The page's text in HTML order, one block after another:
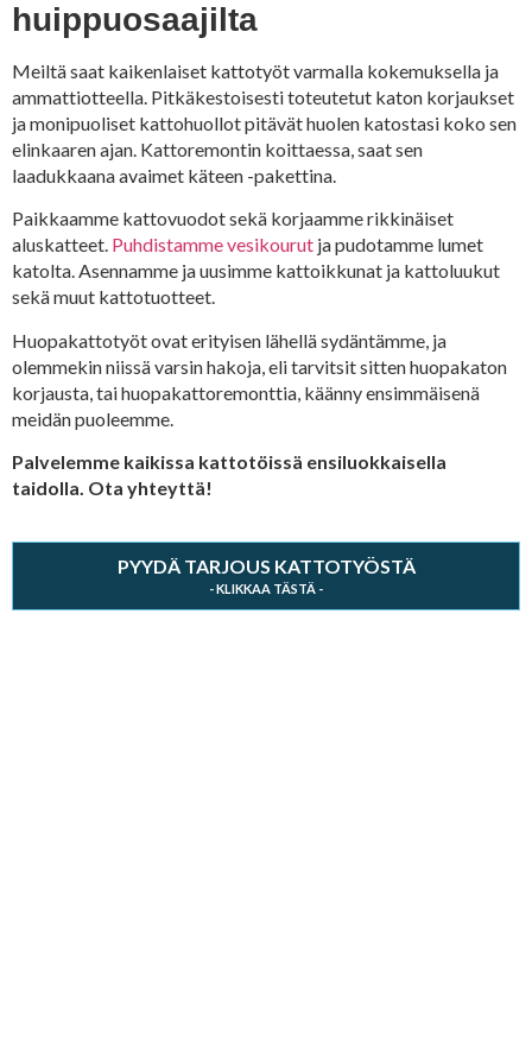
huippuosaajilta
Meiltä saat kaikenlaiset kattotyöt varmalla kokemuksella ja
ammattiotteella. Pitkäkestoisesti toteutetut katon korjaukset
ja monipuoliset kattohuollot pitävät huolen katostasi koko sen
elinkaaren ajan. Kattoremontin koittaessa, saat sen
laadukkaana avaimet käteen -pakettina.
Paikkaamme kattovuodot sekä korjaamme rikkinäiset
aluskatteet. Puhdistamme vesikourut ja pudotamme lumet
katolta. Asennamme ja uusimme kattoikkunat ja kattoluukut
sekä muut kattotuotteet.
Huopakattotyöt ovat erityisen lähellä sydäntämme, ja
olemmekin niissä varsin hakoja, eli tarvitsit sitten huopakaton
korjausta, tai huopakattoremonttia, käänny ensimmäisenä
meidän puoleemme.
Palvelemme kaikissa kattotöissä ensiluokkaisella
taidolla. Ota yhteyttä!
PYYDÄ TARJOUS KATTOTYÖSTÄ